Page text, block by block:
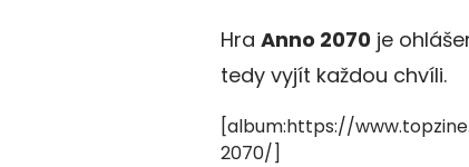
Hra Anno 2070 je
tedy vyjít každou chvíli.
[album:https://
2070/]